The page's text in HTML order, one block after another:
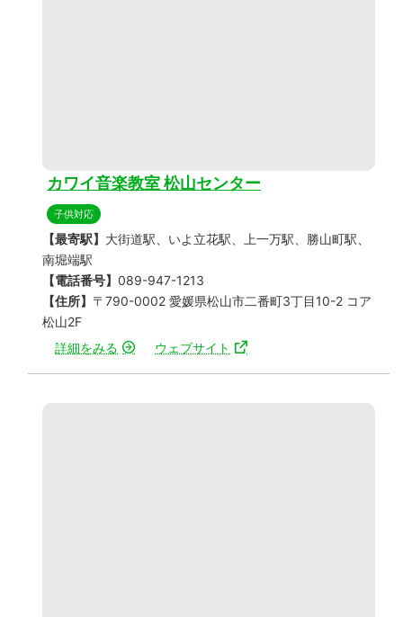
カワイ音楽教室 松山センター
子供対応
【最寄駅】 大街道駅、いよ立花駅、上一万駅、勝山町駅、
南堀端駅
【電話番号】 089-947-1213
【住所】 〒790-0002 愛媛県松山市二番町3丁目10-2 コア
松山2F
詳細をみる
ウェブサイト